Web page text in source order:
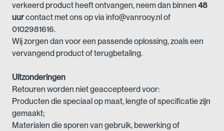
verkeerd product heeft ontvangen, neem dan binnen 48
uurcontact met ons op via info@vanrooy.nl of
0102981616.
Wij zorgen dan voor een passende oplossing, zoals een
vervangend product of terugbetaling.
Uitzonderingen
Retouren worden niet geaccepteerd voor:
Producten die speciaal op maat, lengte of specificatie zijn
gemaakt;
Materialen die sporen van gebruik, bewerking of